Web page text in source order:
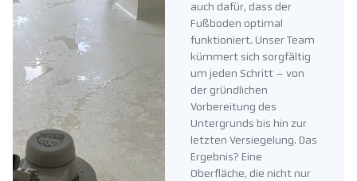
auch dafür, dass der
Fußboden optimal
funktioniert. Unser Team
kümmert sich sorgfältig
um jeden Schritt – von
der gründlichen
Vorbereitung des
Untergrunds bis hin zur
letzten Versiegelung. Das
Ergebnis? Eine
Oberfläche, die nicht nur